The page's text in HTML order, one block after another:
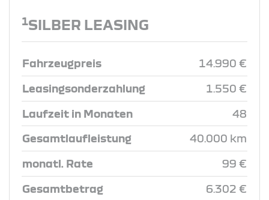
1SILBER LEASING
Fahrzeugpreis 14.990 €
Leasingsonderzahlung 1.550 €
Laufzeit in Monaten 48
Gesamtlaufleistung 40.000 km
monatl. Rate 99 €
Gesamtbetrag 6.302 €